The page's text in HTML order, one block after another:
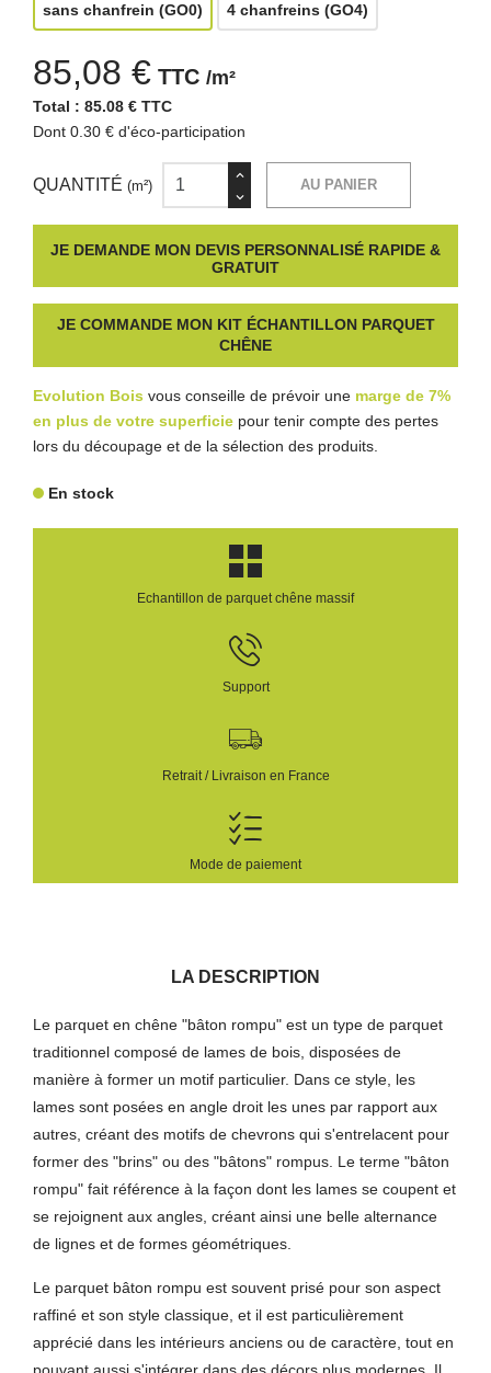
sans chanfrein (GO0) 4 chanfreins (GO4)
85,08 € TTC /m²
Total : 85.08 € TTC
Dont 0.30 € d'éco-participation
QUANTITÉ (m²) AU PANIER
JE DEMANDE MON DEVIS PERSONNALISÉ RAPIDE &
GRATUIT
JE COMMANDE MON KIT ÉCHANTILLON PARQUET
CHÊNE
Evolution Bois vous conseille de prévoir une marge de 7%
en plus de votre superficie pour tenir compte des pertes
lors du découpage et de la sélection des produits.
En stock
Echantillon de parquet chêne massif
Support
Retrait / Livraison en France
Mode de paiement
LA DESCRIPTION
Le parquet en chêne "bâton rompu" est un type de parquet
traditionnel composé de lames de bois, disposées de
manière à former un motif particulier. Dans ce style, les
lames sont posées en angle droit les unes par rapport aux
autres, créant des motifs de chevrons qui s'entrelacent pour
former des "brins" ou des "bâtons" rompus. Le terme "bâton
rompu" fait référence à la façon dont les lames se coupent et
se rejoignent aux angles, créant ainsi une belle alternance
de lignes et de formes géométriques.
Le parquet bâton rompu est souvent prisé pour son aspect
raffiné et son style classique, et il est particulièrement
apprécié dans les intérieurs anciens ou de caractère, tout en